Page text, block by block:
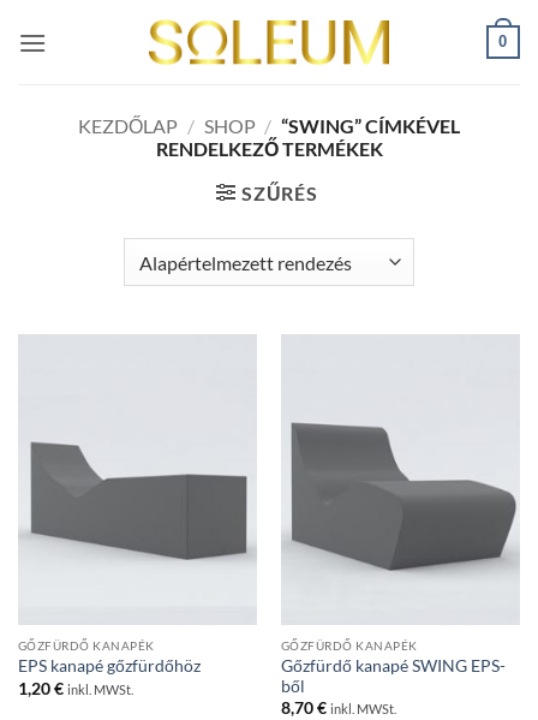
0
KEZDŐLAP / SHOP / “SWING” CÍMKÉVEL
RENDELKEZŐ TERMÉKEK
SZŰRÉS
GŐZFÜRDŐ KANAPÉK
EPS kanapé gőzfürdőhöz
1,20€ inkl. MWSt.
GŐZFÜRDŐ KANAPÉK
Gőzfürdő kanapé SWING EPS-
ből
8,70€ inkl. MWSt.